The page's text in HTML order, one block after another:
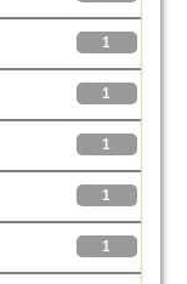
1
1
1
1
1